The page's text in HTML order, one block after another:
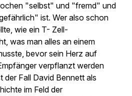
"selbst" und "fremd" und
ist. Wer also schon
wie ein T- Zell-
was man alles an einem
bevor sein Herz auf
verpflanzt werden
der Fall David Bennett als
im Feld der